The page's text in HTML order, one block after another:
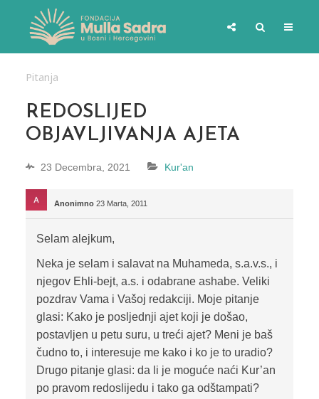
Pitanja
REDOSLIJED
OBJAVLJIVANJA AJETA
23 Decembra, 2021 Kur'an
Anonimno 23 Marta, 2011
Selam alejkum,
Neka je selam i salavat na Muhameda, s.a.v.s., i
njegov Ehli-bejt, a.s. i odabrane ashabe. Veliki
pozdrav Vama i Vašoj redakciji. Moje pitanje
glasi: Kako je posljednji ajet koji je došao,
postavljen u petu suru, u treći ajet? Meni je baš
čudno to, i interesuje me kako i ko je to uradio?
Drugo pitanje glasi: da li je moguće naći Kur’an
po pravom redoslijedu i tako ga odštampati?